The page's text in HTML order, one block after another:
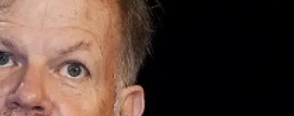
Segell de bones pràctiques HRS4R
Un lloc on créixer
Desenvolupament de carrera
Seminaris i activitats internes
T’oferim formació